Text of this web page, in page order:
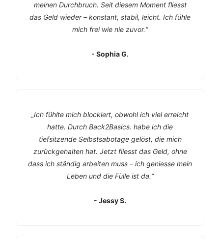
meinen Durchbruch. Seit diesem Moment fliesst
das Geld wieder – konstant, stabil, leicht. Ich fühle
mich frei wie nie zuvor.“
- Sophia G.
„Ich fühlte mich blockiert, obwohl ich viel erreicht
hatte. Durch Back2Basics. habe ich die
tiefsitzende Selbstsabotage gelöst, die mich
zurückgehalten hat. Jetzt fliesst das Geld, ohne
dass ich ständig arbeiten muss – ich geniesse mein
Leben und die Fülle ist da.“
- Jessy S.